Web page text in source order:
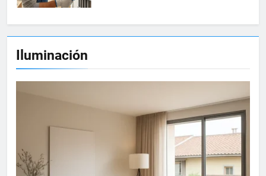
7
Sistemas eléctricos para
centros comerciales: diseño y
INSTALACIONES ELÉCTRICAS
Iluminación